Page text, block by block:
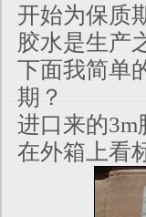
开始为保质
胶水是生产
下面我简单
期？
进口来的3m
在外箱上看